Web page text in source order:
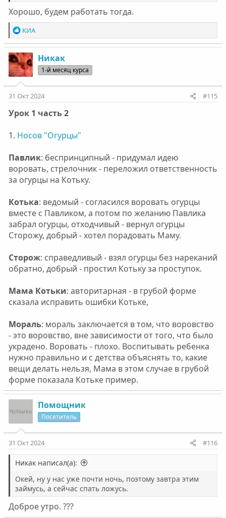
Хорошо, будем работать тогда.
Р
е
а
к
ц
и
и
:
КИА
Никак
1-й месяц курса
31 Окт 2024 #115
Урок 1 часть 2
1. Носов "Огурцы"
Павлик: беспринципный - придумал идею
воровать, стрелочник - переложил ответственность
за огурцы на Котьку.
Котька: ведомый - согласился воровать огурцы
вместе с Павликом, а потом по желанию Павлика
забрал огурцы, отходчивый - вернул огурцы
Сторожу, добрый - хотел порадовать Маму.
Сторож: справедливый - взял огурцы без нареканий
обратно, добрый - простил Котьку за проступок.
Мама Котьки: авторитарная - в грубой форме
сказала исправить ошибки Котьке,
Мораль: мораль заключается в том, что воровство
- это воровство, вне зависимости от того, что было
украдено. Воровать - плохо. Воспитывать ребенка
нужно правильно и с детства объяснять то, какие
вещи делать нельзя, Мама в этом случае в грубой
форме показала Котьке пример.
Помощник
Посетитель
31 Окт 2024 #116
Никак написал(а):
Окей, ну у нас уже почти ночь, поэтому завтра этим
займусь, а сейчас спать ложусь.
Доброе утро. ???